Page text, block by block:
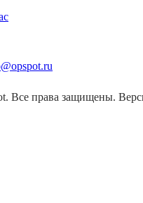
Все права защищены.